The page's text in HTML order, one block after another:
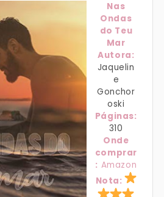
Nas
Ondas
do Teu
Mar
Autora:
Jaquelin
e
Gonchor
oski
Páginas:
310
Onde
comprar
: Amazon
Nota: